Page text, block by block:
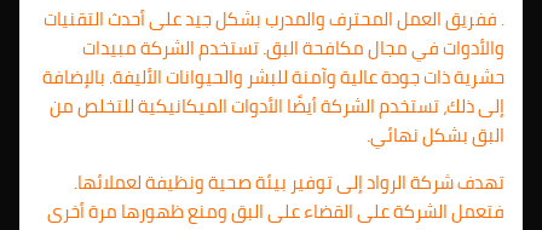
. ففريق العمل المحترف والمدرب بشكل جيد على أحدث التقنيات
والأدوات في مجال مكافحة البق. تستخدم الشركة مبيدات
حشرية ذات جودة عالية وآمنة للبشر والحيوانات الأليفة. بالإضافة
إلى ذلك، تستخدم الشركة أيضًا الأدوات الميكانيكية للتخلص من
البق بشكل نهائي.
تهدف شركة الرواد إلى توفير بيئة صحية ونظيفة لعملائها.
فتعمل الشركة على القضاء على البق ومنع ظهورها مرة أخرى